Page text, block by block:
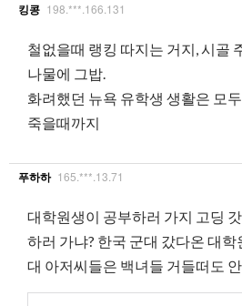
킹콩 198.***.166.131
철없을때 랭킹 따지는 거지, 시골
나물에 그밥.
화려했던 뉴욕 유학생 생활은 모
죽을때까지
푸하하 165.***.13.71
대학원생이 공부하러 가지 고딩
하러 가냐? 한국 군대 갔다온 대
대 아저씨들은 백녀들 거들떠도